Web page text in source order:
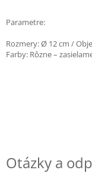
Parametre:
Rozmery: Ø 12 cm /
Farby: Rôzne –
Otázky a